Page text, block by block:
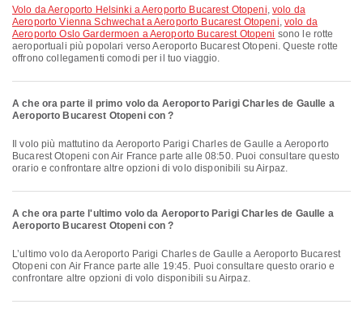
volo da Aeroporto Helsinki a Aeroporto Bucarest Otopeni, volo da
Aeroporto Vienna Schwechat a Aeroporto Bucarest Otopeni, volo da
Aeroporto Oslo Gardermoen a Aeroporto Bucarest Otopeni sono le rotte
aeroportuali più popolari verso Aeroporto Bucarest Otopeni. Queste rotte
offrono collegamenti comodi per il tuo viaggio.
A che ora parte il primo volo da Aeroporto Parigi Charles de Gaulle a
Aeroporto Bucarest Otopeni con ?
Bucarest Otopeni con Air France parte alle 08:50. Puoi consultare questo
orario e confrontare altre opzioni di volo disponibili su Airpaz.
A che ora parte l'ultimo volo da Aeroporto Parigi Charles de Gaulle a
Aeroporto Bucarest Otopeni con ?
L’ultimo volo da Aeroporto Parigi Charles de Gaulle a Aeroporto Bucarest
Otopeni con Air France parte alle 19:45. Puoi consultare questo orario e
confrontare altre opzioni di volo disponibili su Airpaz.